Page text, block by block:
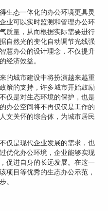
生态一体化的办公环境更具灵
业可以实时监测和管理办公环
质量，从而根据实际需要进行
自然光的变化自动调节光线强
慧办公的设计理念，不仅提升
经济效益。
的城市建设中将扮演越来越重
策的支持，许多城市开始鼓励
仅是对生态环境的保护，也是
办公空间将不再仅仅是工作的
文关怀的综合体，为城市居民
仅是现代企业发展的需求，也
优化办公环境，企业能够实现
促进自身的长远发展。在这一
项目等优秀的生态办公示范，
。